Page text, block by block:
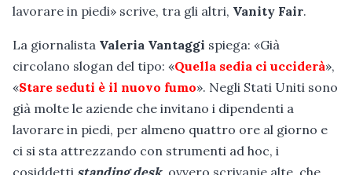
lavorare in piedi» scrive, tra gli altri, Vanity Fair.
La giornalista Valeria Vantaggi spiega: «Già
circolano slogan del tipo: «Quella sedia ci ucciderà»,
«Stare seduti è il nuovo fumo». Negli Stati Uniti sono
già molte le aziende che invitano i dipendenti a
lavorare in piedi, per almeno quattro ore al giorno e
ci si sta attrezzando con strumenti ad hoc, i
cosiddetti standing desk, ovvero scrivanie alte, che